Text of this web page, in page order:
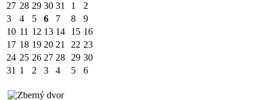
27 28 29 30 31 1
2
3
4 5 6 7 8
9
10 11 12 13 14 15 16
17 18 19 20 21 22 23
24 25 26 27 28 29 30
31 1 2 3 4 5 6